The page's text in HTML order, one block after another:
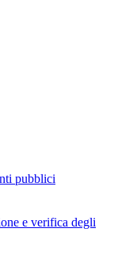
pubblici
e verifica degli